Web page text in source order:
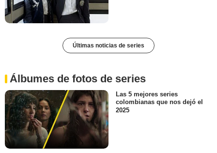
Últimas noticias de series
Álbumes de fotos de series
Las 5 mejores series
colombianas que nos dejó el
2025